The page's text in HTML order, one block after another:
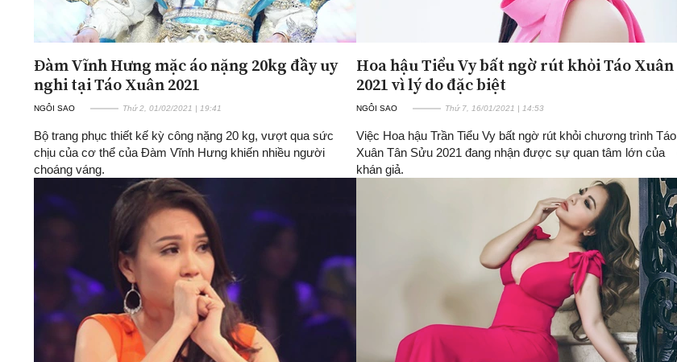
Đàm Vĩnh Hưng mặc áo nặng 20kg đầy uy
nghi tại Táo Xuân 2021
NGÔI SAO Thứ 2, 01/02/2021 | 19:41
Bộ trang phục thiết kế kỳ công nặng 20 kg, vượt qua sức
chịu của cơ thể của Đàm Vĩnh Hưng khiến nhiều người
choáng váng.
Hoa hậu Tiểu Vy bất ngờ rút khỏi Táo Xuân
2021 vì lý do đặc biệt
NGÔI SAO Thứ 7, 16/01/2021 | 14:53
Việc Hoa hậu Trần Tiểu Vy bất ngờ rút khỏi chương trình Táo
Xuân Tân Sửu 2021 đang nhận được sự quan tâm lớn của
khán giả.